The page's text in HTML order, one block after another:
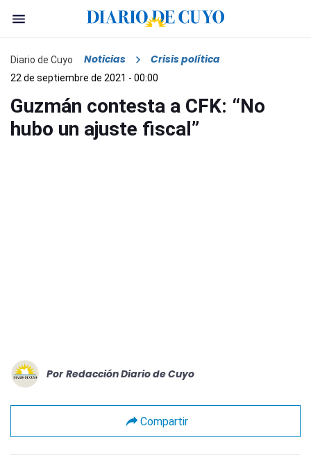
Diario de Cuyo Noticias Crisis política
22 de septiembre de 2021 - 00:00
Guzmán contesta a CFK: “No
hubo un ajuste fiscal”
Por Redacción Diario de Cuyo
Compartir